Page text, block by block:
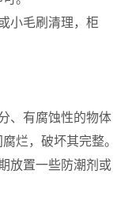
毛刷清理，柜
有腐蚀性的物体
烂，破坏其完整。
置一些防潮剂或